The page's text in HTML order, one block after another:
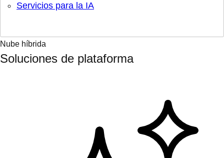
Servicios para la IA
Nube híbrida
Soluciones de plataforma